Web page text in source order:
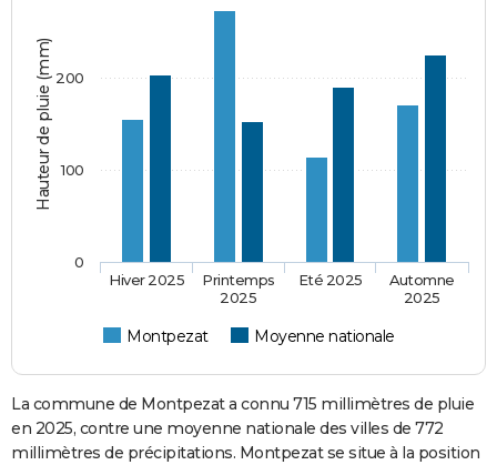
Hauteur de pluie (mm)
Montpezat Moyenne nationale
Hiver 2025
Printemps
2025
Eté 2025
Automne
2025
0
100
200
La commune de Montpezat a connu 715 millimètres de pluie
en 2025, contre une moyenne nationale des villes de 772
millimètres de précipitations. Montpezat se situe à la position